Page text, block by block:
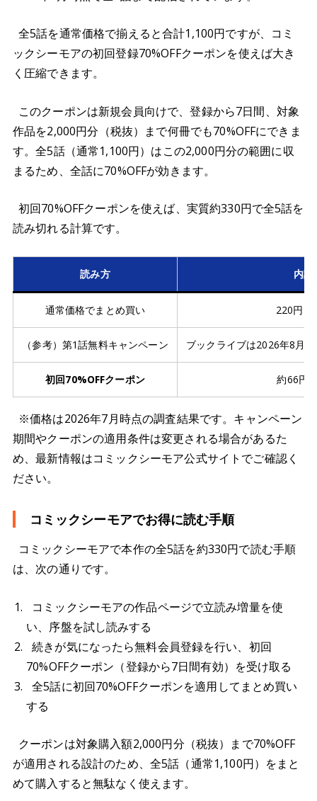
全5話を通常価格で揃えると合計1,100円ですが、コミ
ックシーモアの初回登録70%OFFクーポンを使えば大き
く圧縮できます。
このクーポンは新規会員向けで、登録から7日間、対象
作品を2,000円分（税抜）まで何冊でも70%OFFにできま
す。全5話（通常1,100円）はこの2,000円分の範囲に収
まるため、全話に70%OFFが効きます。
初回70%OFFクーポンを使えば、実質約330円で全5話を
読み切れる計算です。
読み方 内訳
通常価格でまとめ買い 220円 ×
（参考）第1話無料キャンペーン ブックライブは2026年8月6
初回70%OFFクーポン 約66円
※価格は2026年7月時点の調査結果です。キャンペーン
期間やクーポンの適用条件は変更される場合があるた
め、最新情報はコミックシーモア公式サイトでご確認く
ださい。
コミックシーモアでお得に読む手順
コミックシーモアで本作の全5話を約330円で読む手順
は、次の通りです。
コミックシーモアの作品ページで立読み増量を使
い、序盤を試し読みする
続きが気になったら無料会員登録を行い、初回
70%OFFクーポン（登録から7日間有効）を受け取る
全5話に初回70%OFFクーポンを適用してまとめ買い
する
クーポンは対象購入額2,000円分（税抜）まで70%OFF
が適用される設計のため、全5話（通常1,100円）をまと
めて購入すると無駄なく使えます。